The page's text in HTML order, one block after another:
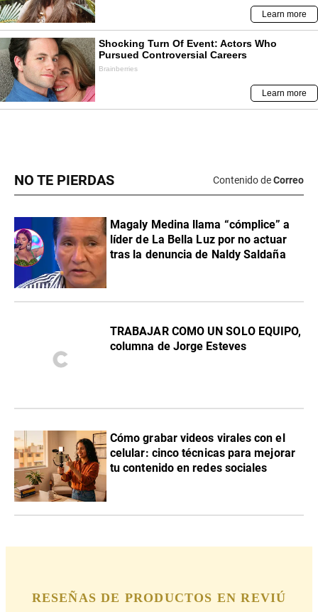
NO TE PIERDAS Contenido deCorreo
Magaly Medina llama “cómplice” a
líder de La Bella Luz por no actuar
tras la denuncia de Naldy Saldaña
TRABAJAR COMO UN SOLO EQUIPO,
columna de Jorge Esteves
Cómo grabar videos virales con el
celular: cinco técnicas para mejorar
tu contenido en redes sociales